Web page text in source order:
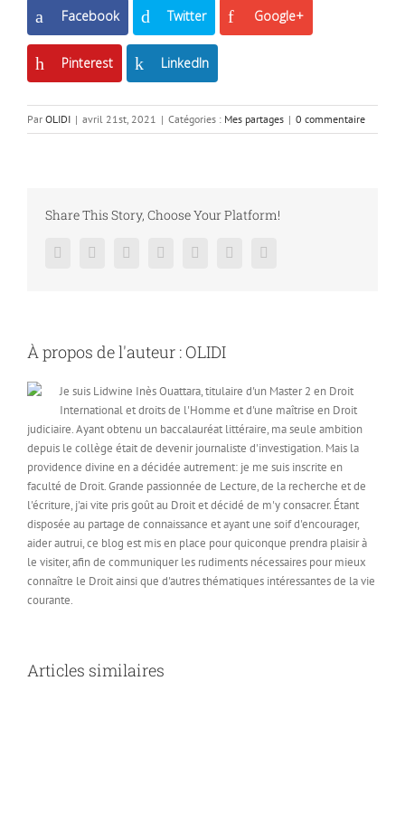
Facebook Twitter Google+
Pinterest LinkedIn
Par OLIDI | avril 21st, 2021 | Catégories : Mes partages | 0 commentaire
Share This Story, Choose Your Platform!
FacebookTwitter LinkedInReddit Google+Pinterest
À propos de l'auteur : OLIDI
Je suis Lidwine Inès Ouattara, titulaire d'un Master 2 en Droit
International et droits de l'Homme et d'une maîtrise en Droit
judiciaire. Ayant obtenu un baccalauréat littéraire, ma seule ambition
depuis le collège était de devenir journaliste d'investigation. Mais la
providence divine en a décidée autrement: je me suis inscrite en
faculté de Droit. Grande passionnée de Lecture, de la recherche et de
l'écriture, j'ai vite pris goût au Droit et décidé de m'y consacrer. Étant
disposée au partage de connaissance et ayant une soif d'encourager,
aider autrui, ce blog est mis en place pour quiconque prendra plaisir à
le visiter, afin de communiquer les rudiments nécessaires pour mieux
connaître le Droit ainsi que d'autres thématiques intéressantes de la vie
courante.
Articles similaires